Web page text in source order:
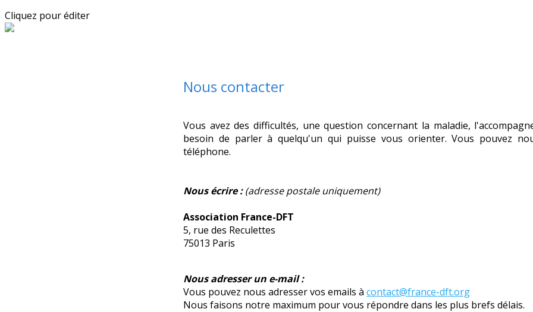
Cliquez pour éditer
Nous contacter
Vous avez des difficultés, une question concernant la maladie,
besoin de parler à quelqu'un qui puisse vous orienter. Vous pouvez
téléphone.
Nous écrire :(adresse postale uniquement)
Association France-DFT
5, rue des Reculettes
75013 Paris
Nous adresser un e-mail :
Vous pouvez nous adresser vos emails à contact@france-dft.org
Nous faisons notre maximum pour vous répondre dans les plus brefs délais.